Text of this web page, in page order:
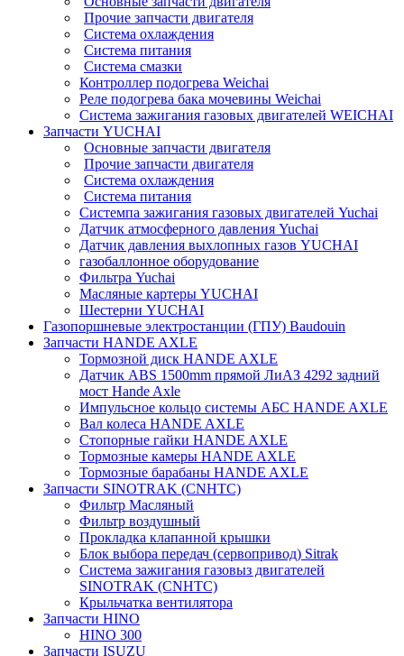
Прочие запчасти двигателя
Система охлаждения
Система питания
Система смазки
Контроллер подогрева Weichai
Реле подогрева бака мочевины Weichai
Система зажигания газовых двигателей WEICHAI
Запчасти YUCHAI
Основные запчасти двигателя
Прочие запчасти двигателя
Система охлаждения
Система питания
Системпа зажигания газовых двигателей Yuchai
Датчик атмосферного давления Yuchai
Датчик давления выхлопных газов YUCHAI
газобаллонное оборудование
Фильтра Yuchai
Масляные картеры YUCHAI
Шестерни YUCHAI
Газопоршневые электростанции (ГПУ) Baudouin
Запчасти HANDE AXLE
Тормозной диск HANDE AXLE
Датчик ABS 1500mm прямой ЛиАЗ 4292 задний
мост Hande Axle
Импульсное кольцо системы АБС HANDE AXLE
Вал колеса HANDE AXLE
Стопорные гайки HANDE AXLE
Тормозные камеры HANDE AXLE
Тормозные барабаны HANDE AXLE
Запчасти SINOTRAK (CNHTC)
Фильтр Масляный
Фильтр воздушный
Прокладка клапанной крышки
Блок выбора передач (сервопривод) Sitrak
Система зажигания газовыз двигателей
SINOTRAK (CNHTC)
Крыльчатка вентилятора
Запчасти HINO
HINO 300
Запчасти ISUZU